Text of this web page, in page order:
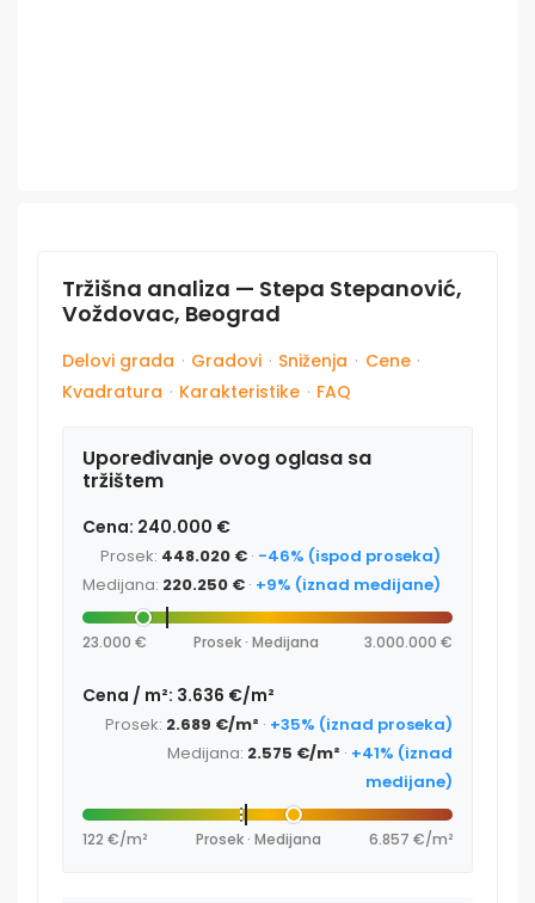
Tržišna analiza — Stepa Stepanović,
Voždovac, Beograd
Delovi grada · Gradovi · Sniženja · Cene ·
Kvadratura · Karakteristike · FAQ
Upoređivanje ovog oglasa sa
tržištem
Cena: 240.000 €
Prosek: 448.020 € · -46% (ispod proseka)
Medijana: 220.250 € · +9% (iznad medijane)
23.000 € Prosek · Medijana 3.000.000 €
Cena / m²: 3.636 €/m²
Prosek: 2.689 €/m² · +35% (iznad proseka)
Medijana: 2.575 €/m² · +41% (iznad
medijane)
122 €/m² Prosek · Medijana 6.857 €/m²